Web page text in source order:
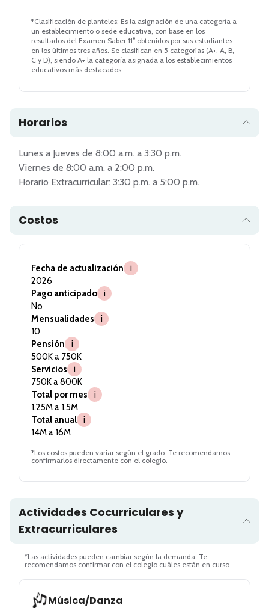
*Clasificación de planteles: Es la asignación de una categoría a
un establecimiento o sede educativa, con base en los
resultados del Examen Saber 11° obtenidos por sus estudiantes
en los últimos tres años. Se clasifican en 5 categorías (A+, A, B,
C y D), siendo A+ la categoría asignada a los establecimientos
educativos más destacados.
Horarios
Lunes a Jueves de 8:00 a.m. a 3:30 p.m.
Viernes de 8:00 a.m. a 2:00 p.m.
Horario Extracurricular: 3:30 p.m. a 5:00 p.m.
Costos
Fecha de actualización
i
2026
Pago anticipado
i
No
Mensualidades
i
10
Pensión
i
500K a 750K
Servicios
i
750K a 800K
Total por mes
i
1.25M a 1.5M
Total anual
i
14M a 16M
*Los costos pueden variar según el grado. Te recomendamos
confirmarlos directamente con el colegio.
Actividades Cocurriculares y
Extracurriculares
*Las actividades pueden cambiar según la demanda. Te
recomendamos confirmar con el colegio cuáles están en curso.
Música/Danza